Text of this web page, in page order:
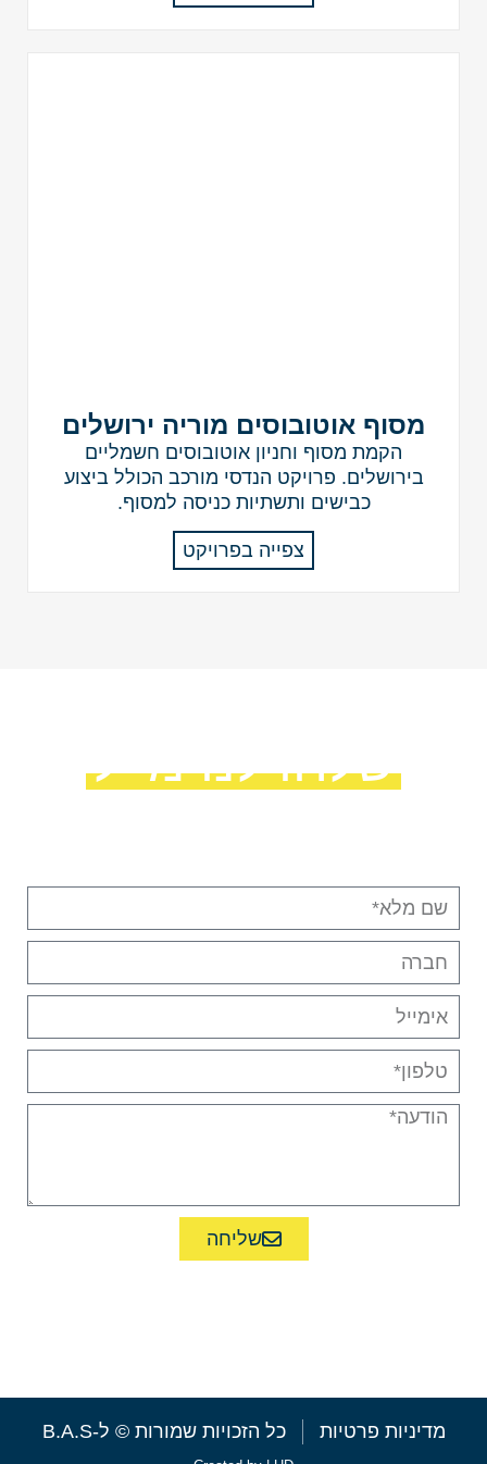
מסוף אוטובוסים מוריה ירושלים
הקמת מסוף וחניון אוטובוסים חשמליים
בירושלים. פרויקט הנדסי מורכב הכולל ביצוע
כבישים ותשתיות כניסה למסוף.
צפייה בפרויקט
שלחו לנו מייל
שליחה
מדיניות פרטיות כל הזכויות שמורות © ל-B.A.S